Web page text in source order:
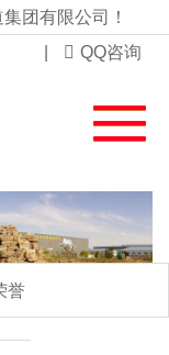
有限公司！
QQ咨询
誉